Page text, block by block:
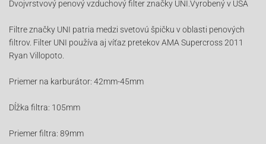
Dvojvrstvový penový vzduchový filter značky UNI.Vyrobený v USA
Filtre značky UNI patria medzi svetovú špičku v oblasti penových
filtrov. Filter UNI používa aj víťaz pretekov AMA Supercross 2011
Ryan Villopoto.
Priemer na karburátor: 42mm-45mm
Dĺžka filtra: 105mm
Priemer filtra: 89mm